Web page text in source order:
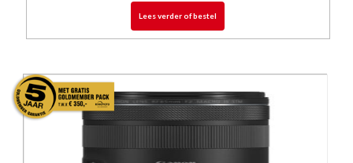
Lees verder of bestel